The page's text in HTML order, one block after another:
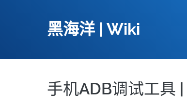
黑海洋 | Wiki
手机ADB调试工具